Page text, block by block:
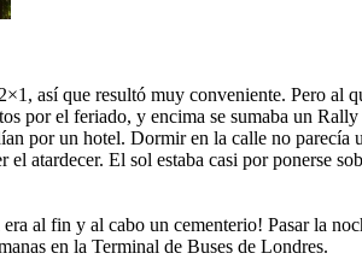
así que resultó muy conveniente. Pero al
por el feriado, y encima se sumaba un
por un hotel. Dormir en la calle no
atardecer. El sol estaba casi por ponerse
al fin y al cabo un cementerio! Pasar la
en la Terminal de Buses de Londres.